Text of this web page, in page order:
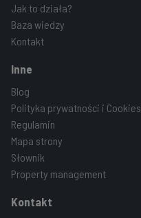
Jak to działa?
Baza wiedzy
Kontakt
Inne
Blog
Polityka prywatności i Cookies
Regulamin
Mapa strony
Słownik
Property management
Kontakt